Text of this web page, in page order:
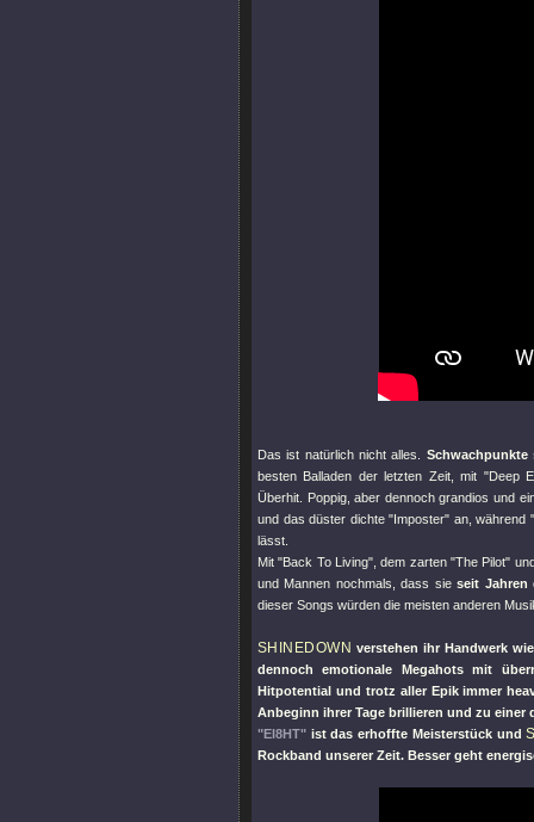
Das ist natürlich nicht alles. Schwachpunkte
besten Balladen der letzten Zeit, mit "Deep
Überhit. Poppig, aber dennoch grandios und
und das düster dichte"Imposter" an, während
lässt.
Mit"Back To Living", dem zarten "The Pilot"
und Mannen nochmals, dass sieseit Jahren
dieser Songs würden die meisten anderen
SHINEDOWN verstehen ihr Handwerk
dennoch emotionale Megahots mit
Hitpotential und trotz aller Epik immer
Anbeginn ihrer Tage brillieren und zu einer
"EI8HT" ist das erhoffte Meisterstück und
Rockband unserer Zeit. Besser geht